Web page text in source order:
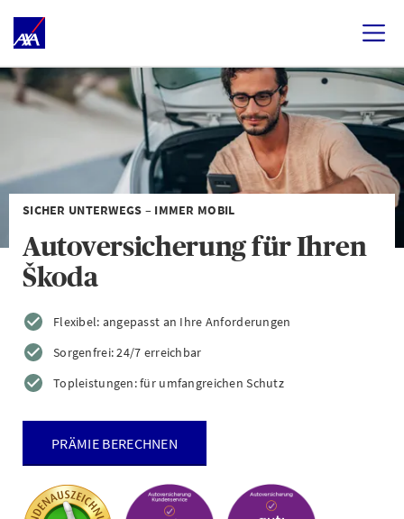
SICHER UNTERWEGS – IMMER MOBIL
Autoversicherung für Ihren
Škoda
Flexibel: angepasst an Ihre Anforderungen
Sorgenfrei: 24/7 erreichbar
Topleistungen: für umfangreichen Schutz
PRÄMIE BERECHNEN